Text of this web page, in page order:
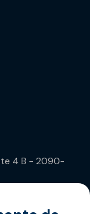
4 B - 2090-